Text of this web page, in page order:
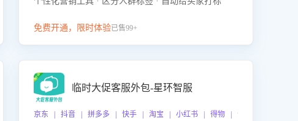
免费开通，限时体验已售99+
临时大促客服外包-星环智服
京东 | 抖音 | 拼多多 | 快手 | 淘宝 | 小红书 | 得物 | 企业微信